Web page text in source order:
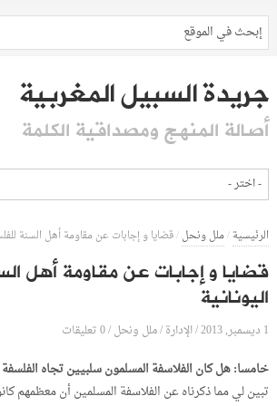
جريدة السبيل المغربية
أصالة المنهج ومصداقية الكلمة
الرئيسية/ملل ونحل/قضايا و إجابات عن مقاومة أهل السنة
قضايا و إجابات عن مقاومة أهل
اليونانية
1 ديسمبر, 2013 /الإدارة/ملل ونحل/0 تعليقات
خامسا: هل كان الفلاسفة المسلمون سلبيين تجاه الفلسفة
تبين لي مما ذكرناه عن الفلاسفة المسلمين أن معظمهم